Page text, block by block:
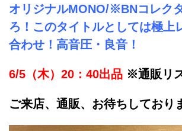
オリジナルMONO/※BNコレク
ろ！このタイトルとしては極上
合わせ！高音圧・良音！
6/5（木）20：40出品 ※通販リ
ご来店、通販、お待ちしており